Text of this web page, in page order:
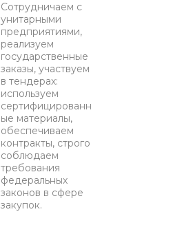
Сотрудничаем с
унитарными
предприятиями,
реализуем
государственные
заказы, участвуем
в тендерах:
используем
сертифицированн
ые материалы,
обеспечиваем
контракты, строго
соблюдаем
требования
федеральных
законов в сфере
закупок.